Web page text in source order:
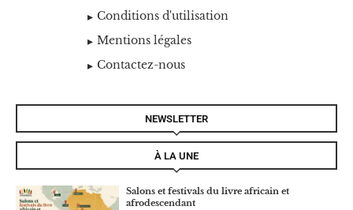
Conditions d'utilisation
Mentions légales
Contactez-nous
NEWSLETTER
À LA UNE
Salons et festivals du livre africain et
afrodescendant